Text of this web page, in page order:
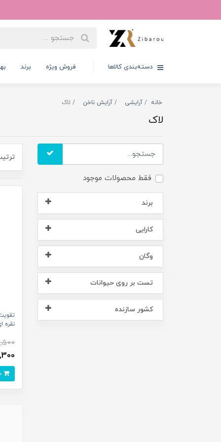
دسته‌بندی کالاها فروش ویژه برند
خانه آرایشی آرایش ناخن لاک
لاک
فقط محصولات موجود
برند
کارایی
وگان
تست بر روی حیوانات
کشور سازنده
نقره ای